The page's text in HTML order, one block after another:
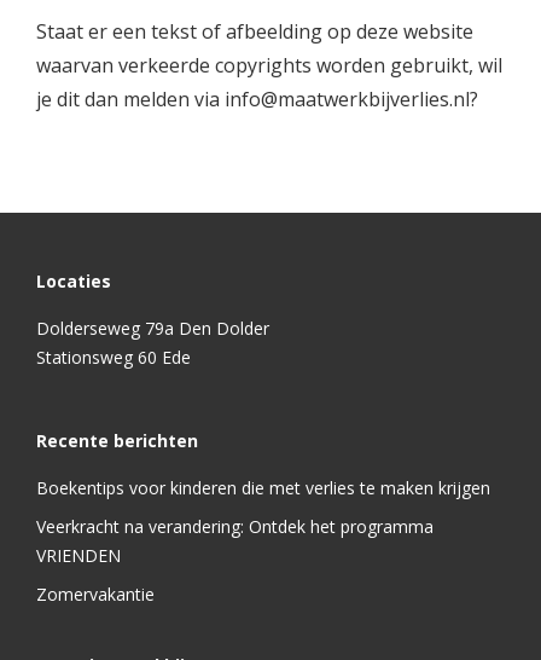
Staat er een tekst of afbeelding op deze website
waarvan verkeerde copyrights worden gebruikt, wil
je dit dan melden via info@maatwerkbijverlies.nl?
Locaties
Dolderseweg 79a Den Dolder
Stationsweg 60 Ede
Recente berichten
Boekentips voor kinderen die met verlies te maken krijgen
Veerkracht na verandering: Ontdek het programma
VRIENDEN
Zomervakantie